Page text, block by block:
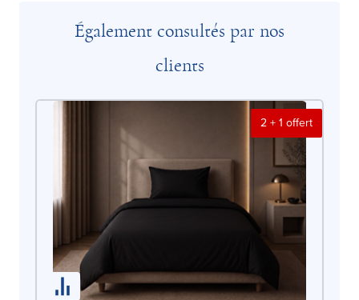
Également consultés par nos
clients
2 + 1 offert